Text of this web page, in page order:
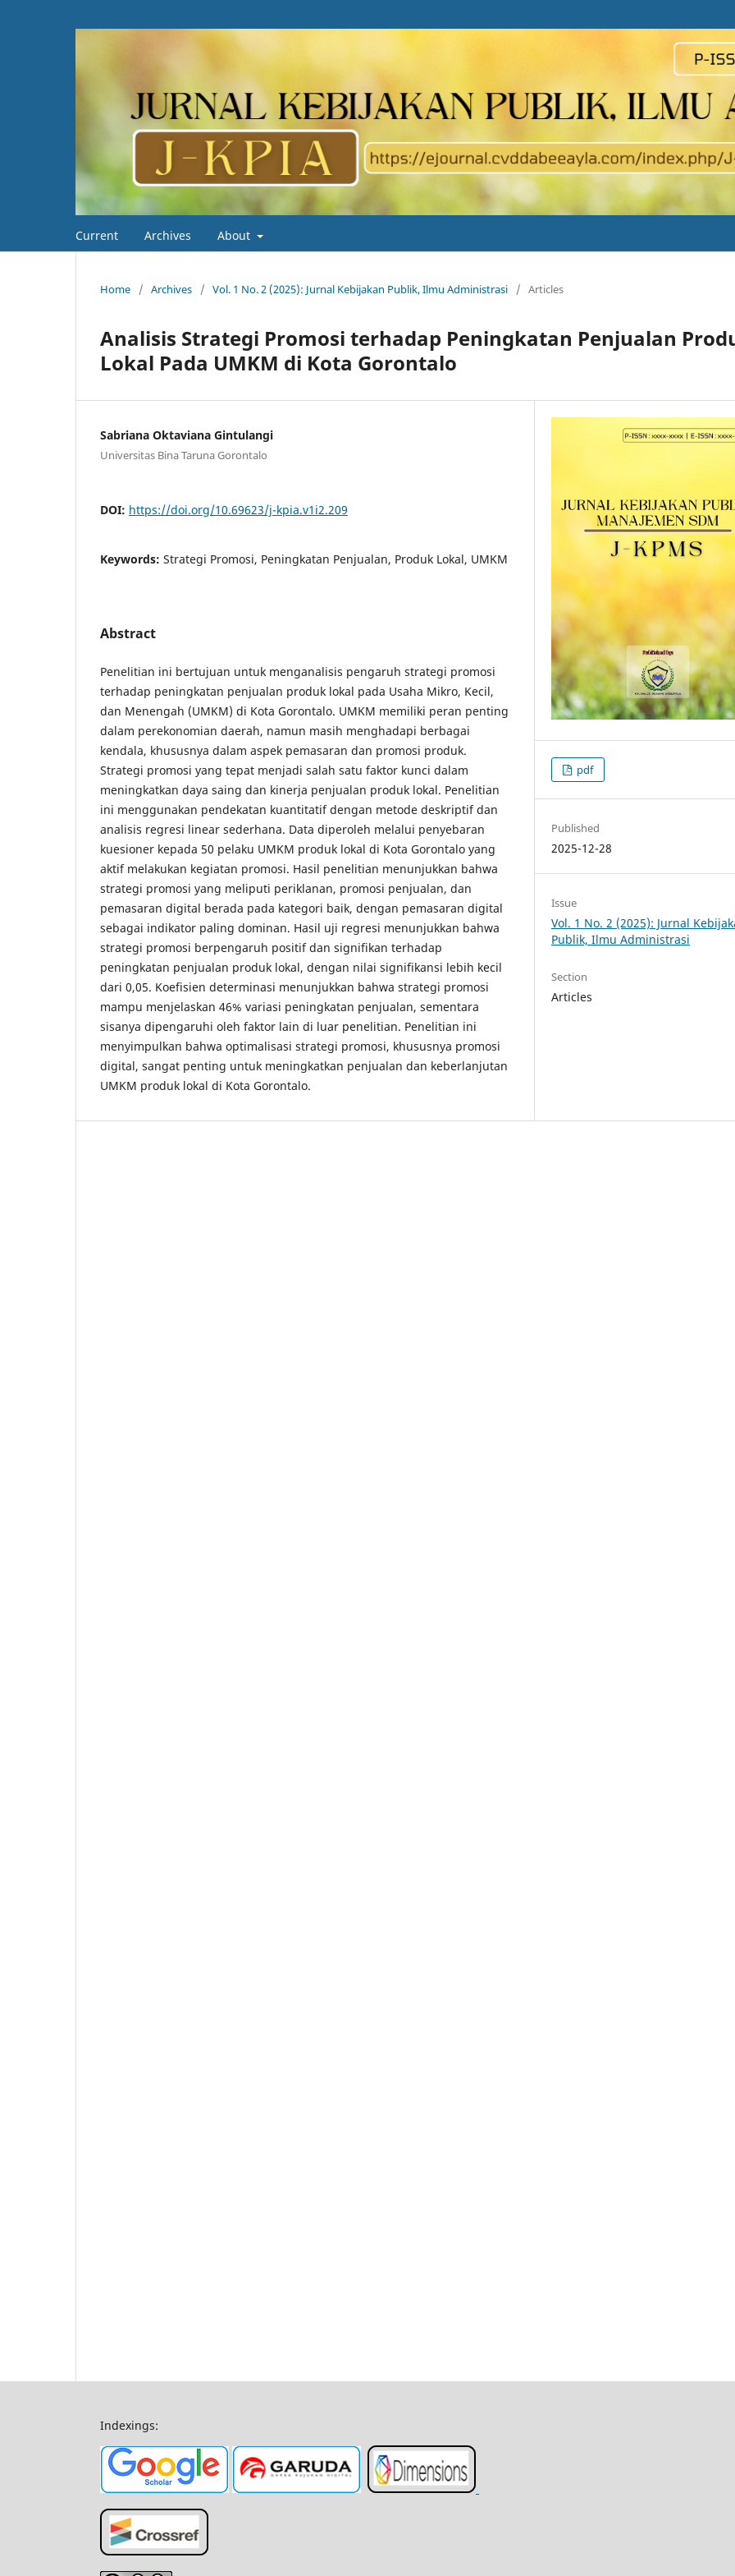
Current Archives About
Home / Archives / Vol. 1 No. 2 (2025): Jurnal Kebijakan Publik, Ilmu Administrasi / Articles
Analisis Strategi Promosi terhadap Peningkatan Penjualan
Lokal Pada UMKM di Kota Gorontalo
Sabriana Oktaviana Gintulangi
Universitas Bina Taruna Gorontalo
DOI: https://doi.org/10.69623/j-kpia.v1i2.209
Keywords: Strategi Promosi, Peningkatan Penjualan, Produk Lokal, UMKM
Abstract
Penelitian ini bertujuan untuk menganalisis pengaruh strategi promosi
terhadap peningkatan penjualan produk lokal pada Usaha Mikro, Kecil,
dan Menengah (UMKM) di Kota Gorontalo. UMKM memiliki peran penting
dalam perekonomian daerah, namun masih menghadapi berbagai
kendala, khususnya dalam aspek pemasaran dan promosi produk.
Strategi promosi yang tepat menjadi salah satu faktor kunci dalam
meningkatkan daya saing dan kinerja penjualan produk lokal. Penelitian
ini menggunakan pendekatan kuantitatif dengan metode deskriptif dan
analisis regresi linear sederhana. Data diperoleh melalui penyebaran
kuesioner kepada 50 pelaku UMKM produk lokal di Kota Gorontalo yang
aktif melakukan kegiatan promosi. Hasil penelitian menunjukkan bahwa
strategi promosi yang meliputi periklanan, promosi penjualan, dan
pemasaran digital berada pada kategori baik, dengan pemasaran digital
sebagai indikator paling dominan. Hasil uji regresi menunjukkan bahwa
strategi promosi berpengaruh positif dan signifikan terhadap
peningkatan penjualan produk lokal, dengan nilai signifikansi lebih kecil
dari 0,05. Koefisien determinasi menunjukkan bahwa strategi promosi
mampu menjelaskan 46% variasi peningkatan penjualan, sementara
sisanya dipengaruhi oleh faktor lain di luar penelitian. Penelitian ini
menyimpulkan bahwa optimalisasi strategi promosi, khususnya promosi
digital, sangat penting untuk meningkatkan penjualan dan keberlanjutan
UMKM produk lokal di Kota Gorontalo.
pdf
Published
2025-12-28
Issue
Vol. 1 No. 2 (2025): Jurnal
Publik, Ilmu Administrasi
Section
Articles
Indexings: